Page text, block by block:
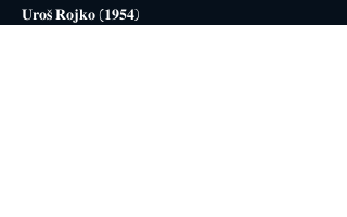
𝐔𝐫𝐨𝐬̌ 𝐑𝐨𝐣𝐤𝐨 (𝟏𝟗𝟓𝟒)